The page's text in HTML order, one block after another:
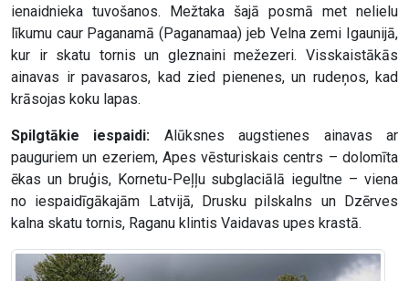
ienaidnieka tuvošanos. Mežtaka šajā posmā met nelielu
līkumu caur Paganamā (Paganamaa) jeb Velna zemi Igaunijā,
kur ir skatu tornis un gleznaini mežezeri. Visskaistākās
ainavas ir pavasaros, kad zied pienenes, un rudeņos, kad
krāsojas koku lapas.
Spilgtākie iespaidi: Alūksnes augstienes ainavas ar
pauguriem un ezeriem, Apes vēsturiskais centrs – dolomīta
ēkas un bruģis, Kornetu-Peļļu subglaciālā iegultne – viena
no iespaidīgākajām Latvijā, Drusku pilskalns un Dzērves
kalna skatu tornis, Raganu klintis Vaidavas upes krastā.